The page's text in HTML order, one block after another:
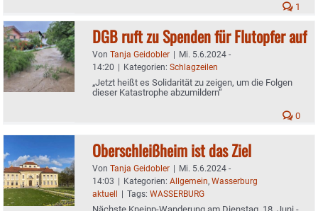
1
DGB ruft zu Spenden für Flutopfer auf
Von Tanja Geidobler | Mi. 5.6.2024 -
14:20 | Kategorien: Schlagzeilen
„Jetzt heißt es Solidarität zu zeigen, um die Folgen
dieser Katastrophe abzumildern“
0
Oberschleißheim ist das Ziel
Von Tanja Geidobler | Mi. 5.6.2024 -
14:03 | Kategorien: Allgemein, Wasserburg
aktuell | Tags: WASSERBURG